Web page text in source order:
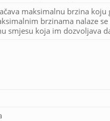
maksimalnu brzina
brzinama nalaze
smjesu koja im dozvoljava